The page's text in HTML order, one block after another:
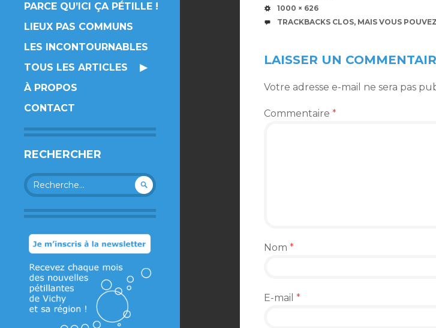
PARCE QU’ICI ÇA PÉTILLE !
LIEUX PAS COMMUNS
LES INCONTOURNABLES
TOUS LES ARTICLES
À PROPOS
CONTACT
RECHERCHER
Rechercher :
TAILLE
1000 × 626
TRACKBACKS CLOS, MAIS VOUS POUVEZ
LAISSER UN
Votre adresse e-mail ne sera pas
Commentaire *
Nom *
E-mail *